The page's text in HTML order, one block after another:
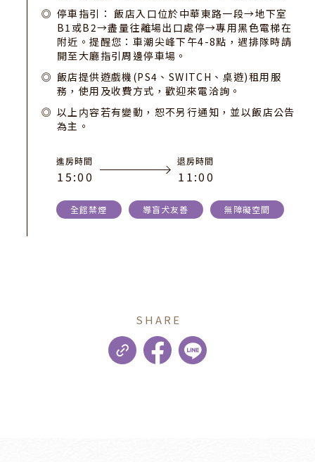
停車指引： 飯店入口位於中華東路一段→地下室
B1或B2→盡量往離場出口處停→專用黑色電梯在
附近。提醒您：車潮尖峰下午4-8點，遇排隊時請
開至大廳指引周邊停車場。
飯店提供遊戲機(PS4、SWITCH、桌遊)租用服
務，使用及收費方式，歡迎來電洽詢。
以上内容若有變動，恕不另行通知，並以飯店公告
為主。
進房時間
15:00
退房時間
1 1:00
全館禁煙 導盲犬友善 無障礙空間
SHARE